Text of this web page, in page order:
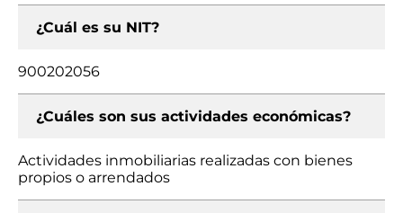
¿Cuál es su NIT?
900202056
¿Cuáles son sus actividades económicas?
Actividades inmobiliarias realizadas con bienes
propios o arrendados